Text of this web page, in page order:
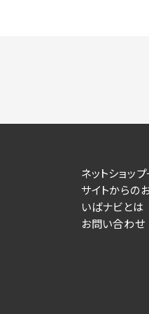
ネットショッ
サイトからの
いばナビとは
お問い合わせ